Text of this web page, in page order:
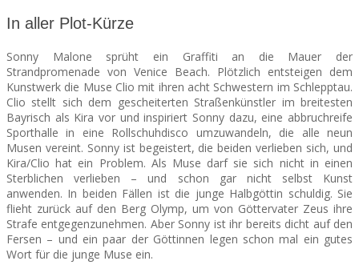
In aller Plot-Kürze
Sonny Malone sprüht ein Graffiti an die Mauer der
Strandpromenade von Venice Beach. Plötzlich entsteigen dem
Kunstwerk die Muse Clio mit ihren acht Schwestern im Schlepptau.
Clio stellt sich dem gescheiterten Straßenkünstler im breitesten
Bayrisch als Kira vor und inspiriert Sonny dazu, eine abbruchreife
Sporthalle in eine Rollschuhdisco umzuwandeln, die alle neun
Musen vereint. Sonny ist begeistert, die beiden verlieben sich, und
Kira/Clio hat ein Problem. Als Muse darf sie sich nicht in einen
Sterblichen verlieben – und schon gar nicht selbst Kunst
anwenden. In beiden Fällen ist die junge Halbgöttin schuldig. Sie
flieht zurück auf den Berg Olymp, um von Göttervater Zeus ihre
Strafe entgegenzunehmen. Aber Sonny ist ihr bereits dicht auf den
Fersen – und ein paar der Göttinnen legen schon mal ein gutes
Wort für die junge Muse ein.